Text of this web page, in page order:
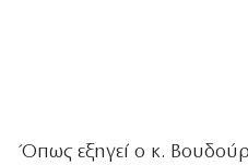
Όπως εξηγεί ο κ.